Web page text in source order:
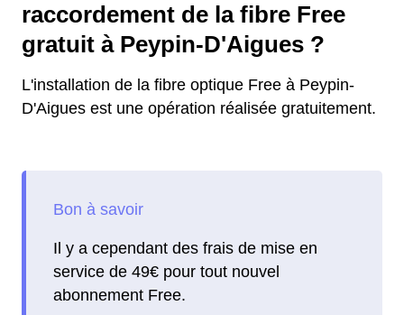
raccordement de la fibre Free
gratuit à Peypin-D'Aigues ?
L'installation de la fibre optique Free à Peypin-
D'Aigues est une opération réalisée gratuitement.
Il y a cependant des frais de mise en
service de 49€ pour tout nouvel
abonnement Free.